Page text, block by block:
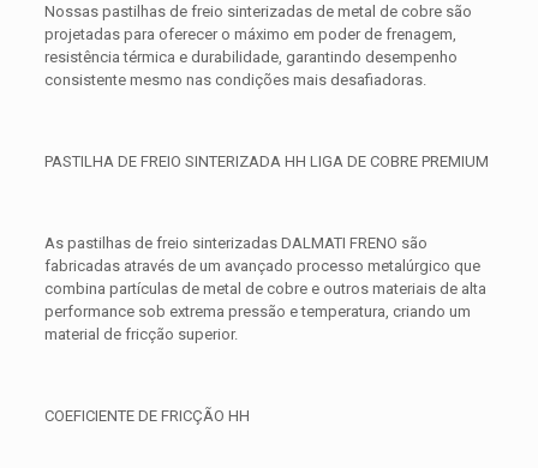
Nossas pastilhas de freio sinterizadas de metal de cobre são
projetadas para oferecer o máximo em poder de frenagem,
resistência térmica e durabilidade, garantindo desempenho
consistente mesmo nas condições mais desafiadoras.
PASTILHA DE FREIO SINTERIZADA HH LIGA DE COBRE PREMIUM
As pastilhas de freio sinterizadas DALMATI FRENO são
fabricadas através de um avançado processo metalúrgico que
combina partículas de metal de cobre e outros materiais de alta
performance sob extrema pressão e temperatura, criando um
material de fricção superior.
COEFICIENTE DE FRICÇÃO HH